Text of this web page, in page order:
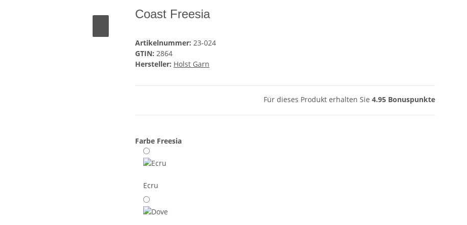
Coast Freesia
Artikelnummer: 23-024
GTIN: 2864
Hersteller: Holst Garn
Für dieses Produkt erhalten Sie 4.95 Bonuspunkte
Farbe Freesia
Ecru